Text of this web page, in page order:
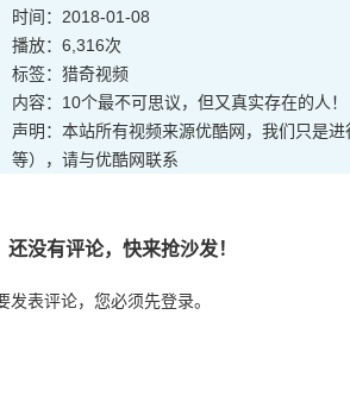
时间：2018-01-08
播放：6,316次
标签： 猎奇视频
内容：10个最不可思议，但又真实存在的人！
声明：本站所有视频来源优酷网，我们只是
等），请与优酷网联系
还没有评论，快来抢沙发！
发表评论，您必须先登录。